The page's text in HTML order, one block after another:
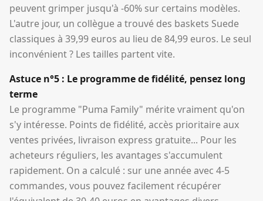
peuvent grimper jusqu'à -60% sur certains modèles.
L'autre jour, un collègue a trouvé des baskets Suede
classiques à 39,99 euros au lieu de 84,99 euros. Le seul
inconvénient ? Les tailles partent vite.
Astuce n°5 : Le programme de fidélité, pensez long
terme
Le programme "Puma Family" mérite vraiment qu'on
s'y intéresse. Points de fidélité, accès prioritaire aux
ventes privées, livraison express gratuite... Pour les
acheteurs réguliers, les avantages s'accumulent
rapidement. On a calculé : sur une année avec 4-5
commandes, vous pouvez facilement récupérer